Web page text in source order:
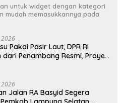
untuk widget dengan kategori
memasukkannya pada
2026
Pakai Pasir Laut, DPR RI
dari Penambang Resmi, Proyek
2026
Jalan RA Basyid Segera